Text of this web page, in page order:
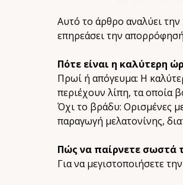
Αυτό το άρθρο αναλύει
επηρεάσει την
Πότε είναι η καλύτερη
Πρωί ή απόγευμα: Η
περιέχουν λίπη, τα οποία
Όχι το βράδυ: Ορισμένες
παραγωγή μελατονίνης,
Πώς να παίρνετε σωστά
Για να μεγιστοποιήσετε